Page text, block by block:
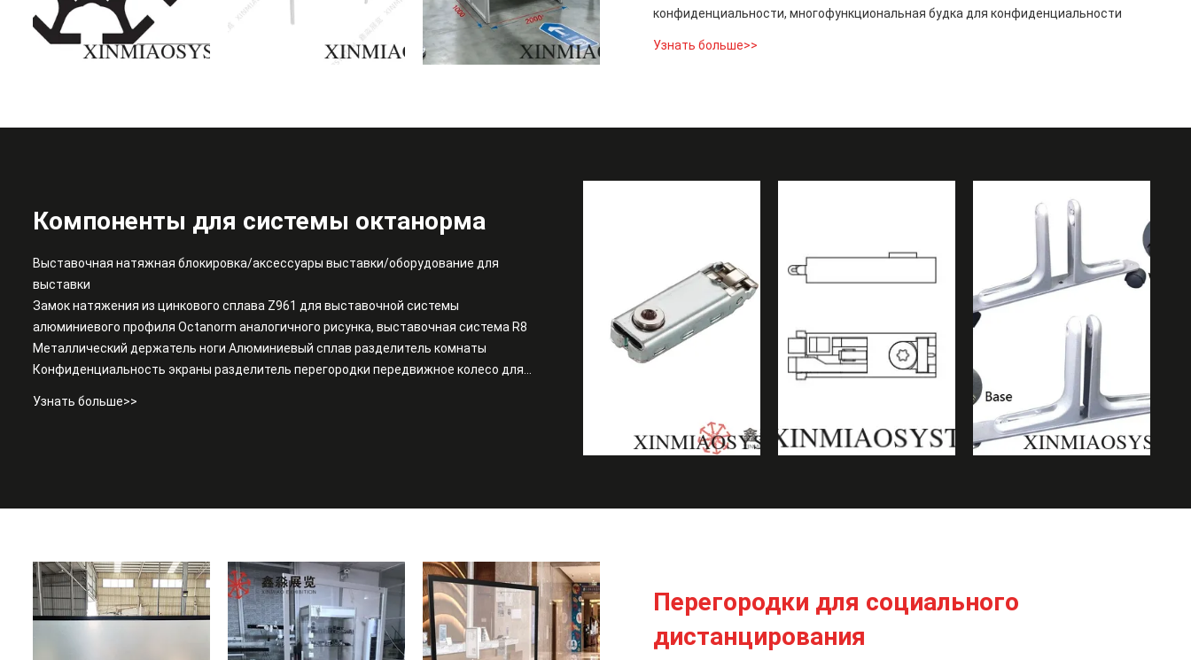
конфиденциальности, многофункциональная будка для конфиденциальности
Узнать больше>>
Компоненты для системы октанорма
Выставочная натяжная блокировка/аксессуары выставки/оборудование для
выставки
Замок натяжения из цинкового сплава Z961 для выставочной системы
алюминиевого профиля Octanorm аналогичного рисунка, выставочная система R8
Металлический держатель ноги Алюминиевый сплав разделитель комнаты
Конфиденциальность экраны разделитель перегородки передвижное колесо для
Узнать больше>>
Перегородки для социального
дистанцирования